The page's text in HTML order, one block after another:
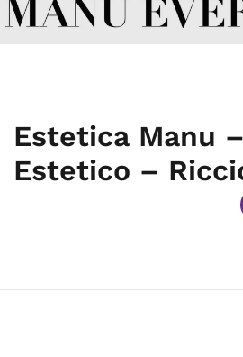
Estetica Manu
Estetico –